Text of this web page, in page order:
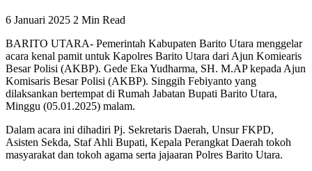
6 Januari 2025 2 Min Read
BARITO UTARA- Pemerintah Kabupaten Barito Utara menggelar
acara kenal pamit untuk Kapolres Barito Utara dari Ajun Komiearis
Besar Polisi (AKBP). Gede Eka Yudharma, SH. M.AP kepada Ajun
Komisaris Besar Polisi (AKBP). Singgih Febiyanto yang
dilaksankan bertempat di Rumah Jabatan Bupati Barito Utara,
Minggu (05.01.2025) malam.
Dalam acara ini dihadiri Pj. Sekretaris Daerah, Unsur FKPD,
Asisten Sekda, Staf Ahli Bupati, Kepala Perangkat Daerah tokoh
masyarakat dan tokoh agama serta jajaaran Polres Barito Utara.